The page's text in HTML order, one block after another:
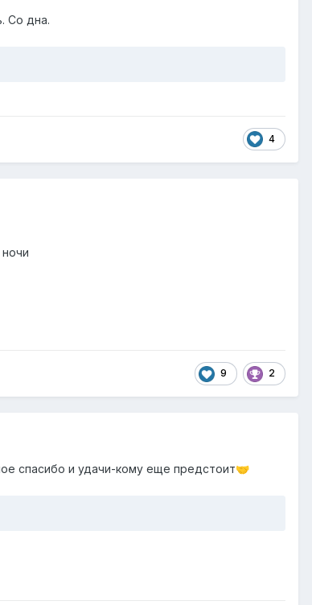
Со дна.
4
9 2
спасибо и удачи-кому еще предстоит🤝